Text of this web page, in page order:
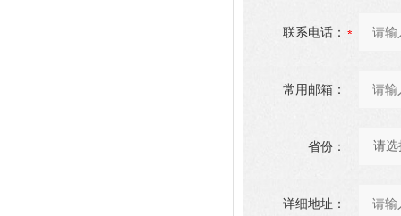
联系电话：
常用邮箱：
省份：
详细地址：